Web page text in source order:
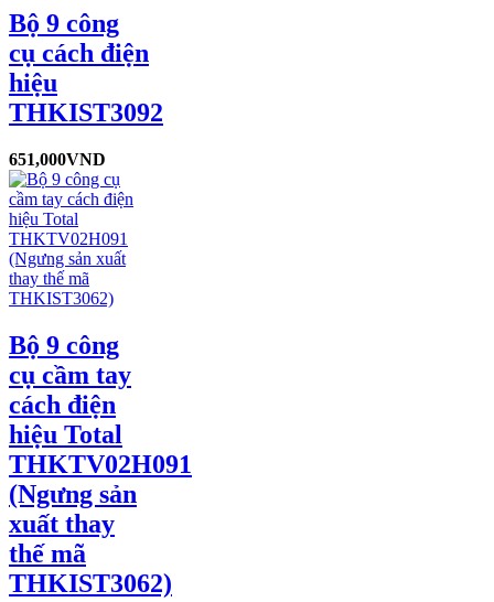
Bộ 9 công
cụ cách điện
hiệu
THKIST3092
651,000VND
Bộ 9 công
cụ cầm tay
cách điện
hiệu Total
THKTV02H091
(Ngưng sản
xuất thay
thế mã
THKIST3062)